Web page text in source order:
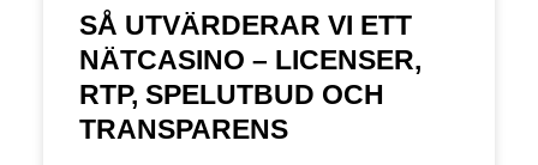
SÅ UTVÄRDERAR VI ETT
NÄTCASINO – LICENSER,
RTP, SPELUTBUD OCH
TRANSPARENS